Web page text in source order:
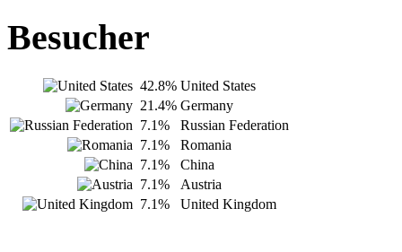
Besucher
42.8% United States
21.4% Germany
7.1%
Russian Federation
7.1%
Romania
7.1%
China
7.1%
Austria
7.1%
United Kingdom